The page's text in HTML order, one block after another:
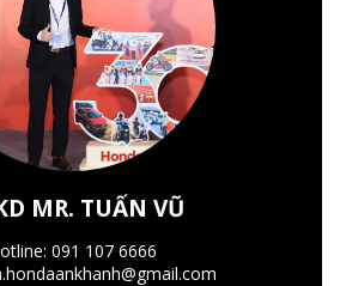
MR. TUẤN VŨ
091 107 6666